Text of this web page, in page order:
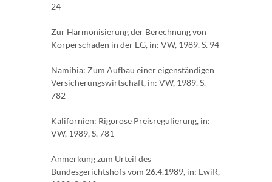
24
Zur Harmonisierung der Berechnung von
Körperschäden in der EG, in: VW, 1989. S. 94
Namibia: Zum Aufbau einer eigenständigen
Versicherungswirtschaft, in: VW, 1989. S.
782
Kalifornien: Rigorose Preisregulierung, in:
VW, 1989, S. 781
Anmerkung zum Urteil des
Bundesgerichtshofs vom 26.4.1989, in: EwiR,